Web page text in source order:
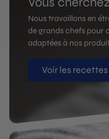
Nous travaillons en
de grands chefs pour
adaptées à nos
Voir les recettes